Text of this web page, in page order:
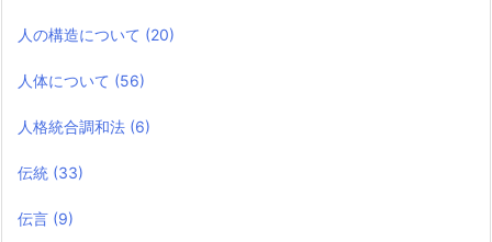
人の構造について (20)
人体について (56)
人格統合調和法 (6)
伝統 (33)
伝言 (9)